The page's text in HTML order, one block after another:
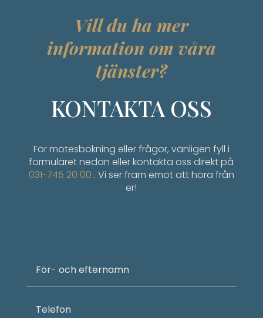
Vill du ha mer
information om våra
tjänster?
KONTAKTA OSS
För mötesbokning eller frågor, vänligen fyll i
formuläret nedan eller kontakta oss direkt på
031-745 20 00 . Vi ser fram emot att höra från
er!